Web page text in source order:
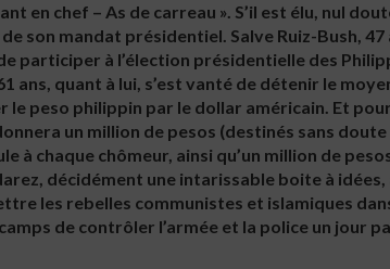
en chef – As de carreau ». S’il est élu, nul
son mandat présidentiel. Salve Ruiz-Bush,
participer à l’élection présidentielle des
ans, quant à lui, s’est vanté de détenir le
le peso philippin par le dollar américain. Et
un million de pesos (destinés sans
à chaque chômeur, ainsi qu’un million de
décidément une intarissable boite à
les rebelles communistes et islamiques
de contrôler l’armée et la police un jour